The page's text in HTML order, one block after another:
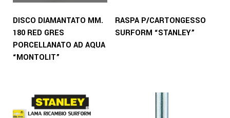
DISCO DIAMANTATO MM.
180 RED GRES
PORCELLANATO AD AQUA
“MONTOLIT”
RASPA P/CARTONGESSO
SURFORM “STANLEY”